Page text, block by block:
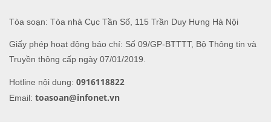
Tòa soạn: Tòa nhà Cục Tần Số, 115 Trần Duy Hưng Hà Nội
Giấy phép hoạt động báo chí: Số 09/GP-BTTTT, Bộ Thông tin và
Truyền thông cấp ngày 07/01/2019.
Hotline nội dung: 0916118822
Email: toasoan@infonet.vn